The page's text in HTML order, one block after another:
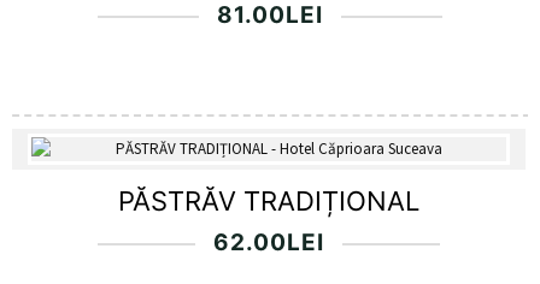
81.00LEI
PĂSTRĂV TRADIȚIONAL
62.00LEI